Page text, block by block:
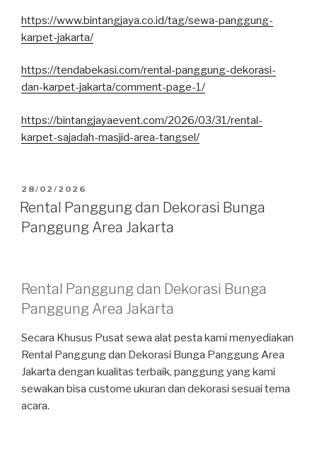
https://www.bintangjaya.co.id/tag/sewa-panggung-
karpet-jakarta/
https://tendabekasi.com/rental-panggung-dekorasi-
dan-karpet-jakarta/comment-page-1/
https://bintangjayaevent.com/2026/03/31/rental-
karpet-sajadah-masjid-area-tangsel/
DIPOSKAN
PADA
28/02/2026
Rental Panggung dan Dekorasi Bunga
Panggung Area Jakarta
Rental Panggung dan Dekorasi Bunga
Panggung Area Jakarta
Secara Khusus Pusat sewa alat pesta kami menyediakan
Rental Panggung dan Dekorasi Bunga Panggung Area
Jakarta dengan kualitas terbaik, panggung yang kami
sewakan bisa custome ukuran dan dekorasi sesuai tema
acara.